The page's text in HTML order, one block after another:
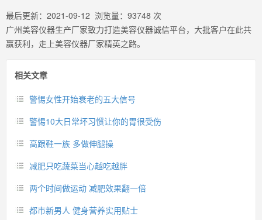
最后更新： 2021-09-12 浏览量： 93748 次
广州美容仪器生产厂家致力打造美容仪器诚信平台，大批客户在此共
赢获利，走上美容仪器厂家精英之路。
相关文章
警惕女性开始衰老的五大信号
警惕10大日常坏习惯让你的胃很受伤
高跟鞋一族 多做伸腿操
减肥只吃蔬菜当心越吃越胖
两个时间做运动 减肥效果翻一倍
都市新男人 健身营养实用贴士